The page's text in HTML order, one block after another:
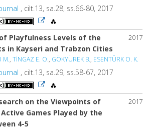
, cilt.13, sa.28, ss.66-80, 2017
2017
Playfulness Levels of the
in Kayseri and Trabzon Cities
M., TİNGAZ E. O., GÖKYÜREK B., ESENTÜRK O. K.
, cilt.13, sa.29, ss.58-67, 2017
2017
on the Viewpoints of
Games Played by the
4-5